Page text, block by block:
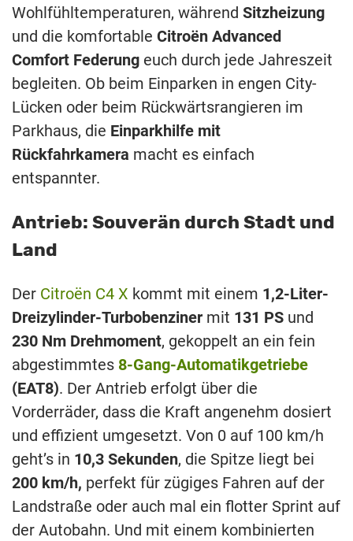
Wohlfühltemperaturen, während Sitzheizung
und die komfortable Citroën Advanced
Comfort Federung euch durch jede Jahreszeit
begleiten. Ob beim Einparken in engen City-
Lücken oder beim Rückwärtsrangieren im
Parkhaus, die Einparkhilfe mit
Rückfahrkamera macht es einfach
entspannter.
Antrieb: Souverän durch Stadt und
Land
Der Citroën C4 X kommt mit einem 1,2-Liter-
Dreizylinder-Turbobenziner mit 131 PS und
230 Nm Drehmoment, gekoppelt an ein fein
abgestimmtes 8-Gang-Automatikgetriebe
(EAT8). Der Antrieb erfolgt über die
Vorderräder, dass die Kraft angenehm dosiert
und effizient umgesetzt. Von 0 auf 100 km/h
geht’s in 10,3 Sekunden, die Spitze liegt bei
200 km/h, perfekt für zügiges Fahren auf der
Landstraße oder auch mal ein flotter Sprint auf
der Autobahn. Und mit einem kombinierten